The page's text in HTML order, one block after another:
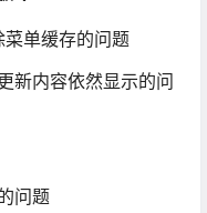
菜单缓存的问题
新内容依然显示的问
问题